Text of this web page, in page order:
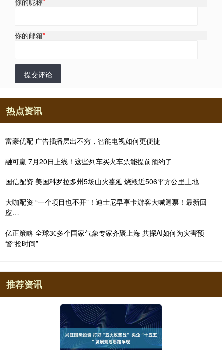
你的邮箱*
提交评论
热点资讯
富豪优配 广告插播层出不穷，智能电视如何更便捷
融可赢 7月20日上线！这些列车买火车票能提前预约了
国信配资 美国科罗拉多州5场山火蔓延 烧毁近506平方公里土地
大咖配资 “一个项目也不开”！迪士尼早享卡游客大喊退票！最新回
应…
亿正策略 全球30多个国家气象专家齐聚上海 共探AI如何为灾害预
警“抢时间”
推荐资讯